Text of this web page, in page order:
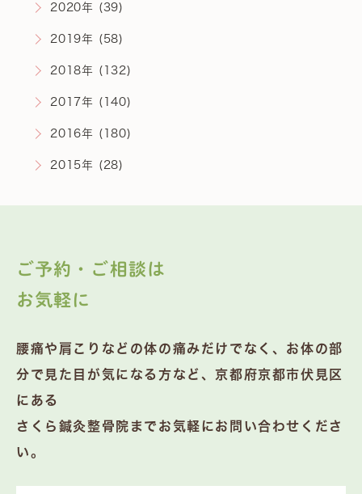
2020年 (39)
2019年 (58)
2018年 (132)
2017年 (140)
2016年 (180)
2015年 (28)
ご予約・ご相談は
お気軽に
腰痛や肩こりなどの体の痛みだけでなく、お体の部
分で見た目が気になる方など、京都府京都市伏見区
にある
さくら鍼灸整骨院までお気軽にお問い合わせくださ
い。